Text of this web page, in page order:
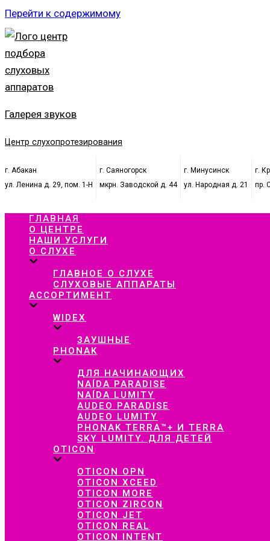
Перейти к содержимому
Галерея звуков
Центр слухопротезирования
г. Абакан
ул. Ленина д. 29, пом. 1-Н
г. Саяногорск
мкрн. Заводской д. 44
г. Минусинск
ул. Народная д. 21
г.
пр.
ГЛАВНАЯ
О ЦЕНТРЕ
НАШИ УСЛУГИ
О СЛУХЕ
ГЛАВНОЕ О СЛУХЕ
СЛУХОВЫЕ АППАРАТЫ
АССОРТИМЕНТ
WIDEX
ЗАУШНЫЕ
PHONAK
ДЛЯ НАЧИНАЮЩИХ
NAÍDA PARADISE
NAÍDA LUMITY
AUDEO PARADISE
AUDEO LUMITY
PHONAK TERRA™+ И TERRA
SKY LUMITY. ДЛЯ ДЕТЕЙ
OTICON
OTICON OPN
OTICON XCEED
OTICON MORE
OTICON ZIRCON
OTICON JET
OTICON REAL
OTICON INTENT